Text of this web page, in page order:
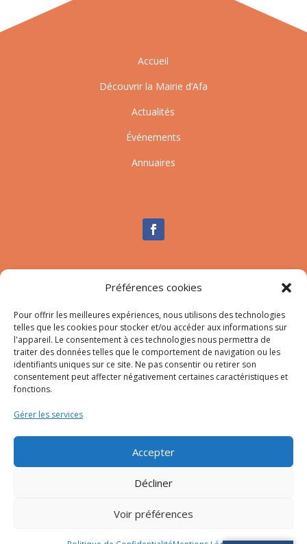
Préférences cookies
Pour offrir les meilleures expériences, nous utilisons des technologies
telles que les cookies pour stocker et/ou accéder aux informations sur
l'appareil. Le consentement à ces technologies nous permettra de
traiter des données telles que le comportement de navigation ou les
identifiants uniques sur ce site. Ne pas consentir ou retirer son
consentement peut affecter négativement certaines caractéristiques et
fonctions.
Gérer les services
Accepter
Décliner
Voir préférences
Accueil
Découvrir la Mairie d’Afa
Actualités
Événements
Annuaires
Nous contacter
Mail:secretariat-mairie@afa.corsica
Adresse :785 Strada d’Afà – Merria 20167 Afa
© 2023 Mairie d’Afa – Réalisation